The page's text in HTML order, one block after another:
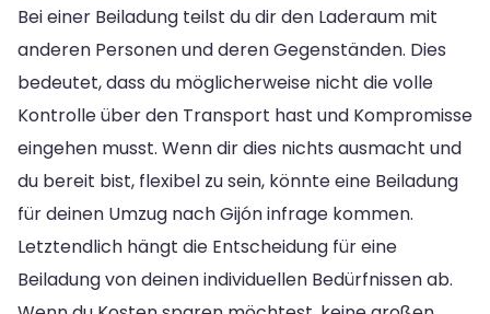
Bei einer Beiladung teilst du dir den Laderaum mit
anderen Personen und deren Gegenständen. Dies
bedeutet, dass du möglicherweise nicht die volle
Kontrolle über den Transport hast und Kompromisse
eingehen musst. Wenn dir dies nichts ausmacht und
du bereit bist, flexibel zu sein, könnte eine Beiladung
für deinen Umzug nach Gijón infrage kommen.
Letztendlich hängt die Entscheidung für eine
Beiladung von deinen individuellen Bedürfnissen ab.